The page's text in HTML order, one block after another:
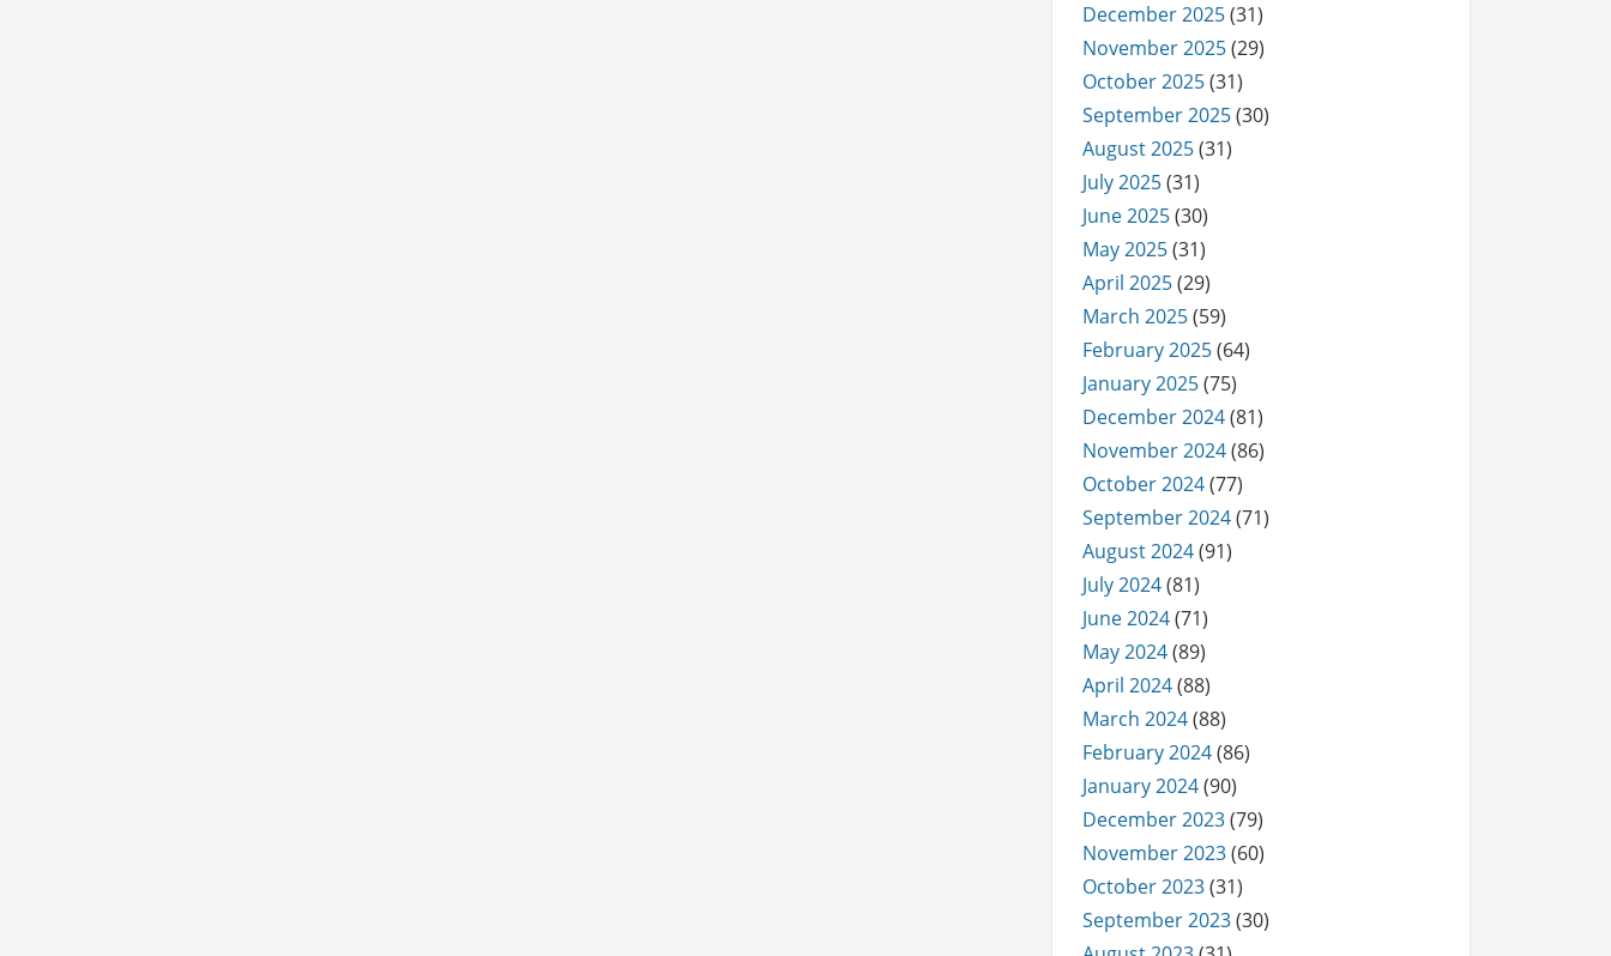
December 2025(31)
November 2025(29)
October 2025(31)
September 2025(30)
August 2025(31)
July 2025(31)
June 2025(30)
May 2025(31)
April 2025(29)
March 2025(59)
February 2025(64)
January 2025(75)
December 2024(81)
November 2024(86)
October 2024(77)
September 2024(71)
August 2024(91)
July 2024(81)
June 2024(71)
May 2024(89)
April 2024(88)
March 2024(88)
February 2024(86)
January 2024(90)
December 2023(79)
November 2023(60)
October 2023(31)
September 2023(30)